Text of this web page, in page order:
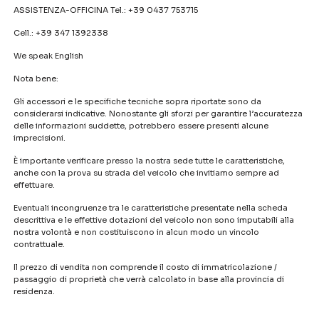
ASSISTENZA-OFFICINA Tel.: +39 0437 753715
Cell.: +39 347 1392338
We speak English
Nota bene:
Gli accessori e le specifiche tecniche sopra riportate sono da
considerarsi indicative. Nonostante gli sforzi per garantire l’accuratezza
delle informazioni suddette, potrebbero essere presenti alcune
imprecisioni.
È importante verificare presso la nostra sede tutte le caratteristiche,
anche con la prova su strada del veicolo che invitiamo sempre ad
effettuare.
Eventuali incongruenze tra le caratteristiche presentate nella scheda
descrittiva e le effettive dotazioni del veicolo non sono imputabili alla
nostra volontà e non costituiscono in alcun modo un vincolo
contrattuale.
Il prezzo di vendita non comprende il costo di immatricolazione /
passaggio di proprietà che verrà calcolato in base alla provincia di
residenza.